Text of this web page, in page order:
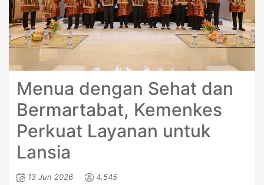
Menua dengan Sehat dan
Bermartabat, Kemenkes
Perkuat Layanan untuk
Lansia
13 Jun 2026 4,545